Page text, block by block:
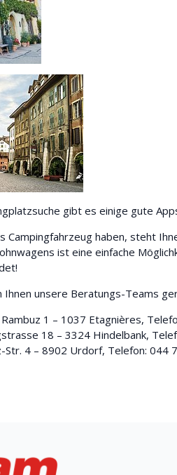
gibt es einige gute
Campingfahrzeug haben, steht
ist eine einfache
unsere Beratungs-Teams
1 – 1037 Etagnières,
18 – 3324 Hindelbank,
Str. 4 – 8902 Urdorf, Telefon: 044